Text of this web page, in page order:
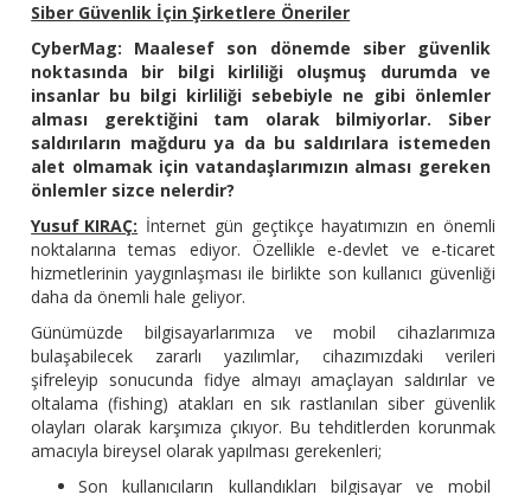
Siber Güvenlik İçin Şirketlere Öneriler
CyberMag: Maalesef son dönemde siber güvenlik
noktasında bir bilgi kirliliği oluşmuş durumda ve
insanlar bu bilgi kirliliği sebebiyle ne gibi önlemler
alması gerektiğini tam olarak bilmiyorlar. Siber
saldırıların mağduru ya da bu saldırılara istemeden
alet olmamak için vatandaşlarımızın alması gereken
önlemler sizce nelerdir?
Yusuf KIRAÇ: İnternet gün geçtikçe hayatımızın en önemli
noktalarına temas ediyor. Özellikle e-devlet ve e-ticaret
hizmetlerinin yaygınlaşması ile birlikte son kullanıcı güvenliği
daha da önemli hale geliyor.
Günümüzde bilgisayarlarımıza ve mobil cihazlarımıza
bulaşabilecek zararlı yazılımlar, cihazımızdaki verileri
şifreleyip sonucunda fidye almayı amaçlayan saldırılar ve
oltalama (fishing) atakları en sık rastlanılan siber güvenlik
olayları olarak karşımıza çıkıyor. Bu tehditlerden korunmak
amacıyla bireysel olarak yapılması gerekenleri;
Son kullanıcıların kullandıkları bilgisayar ve mobil